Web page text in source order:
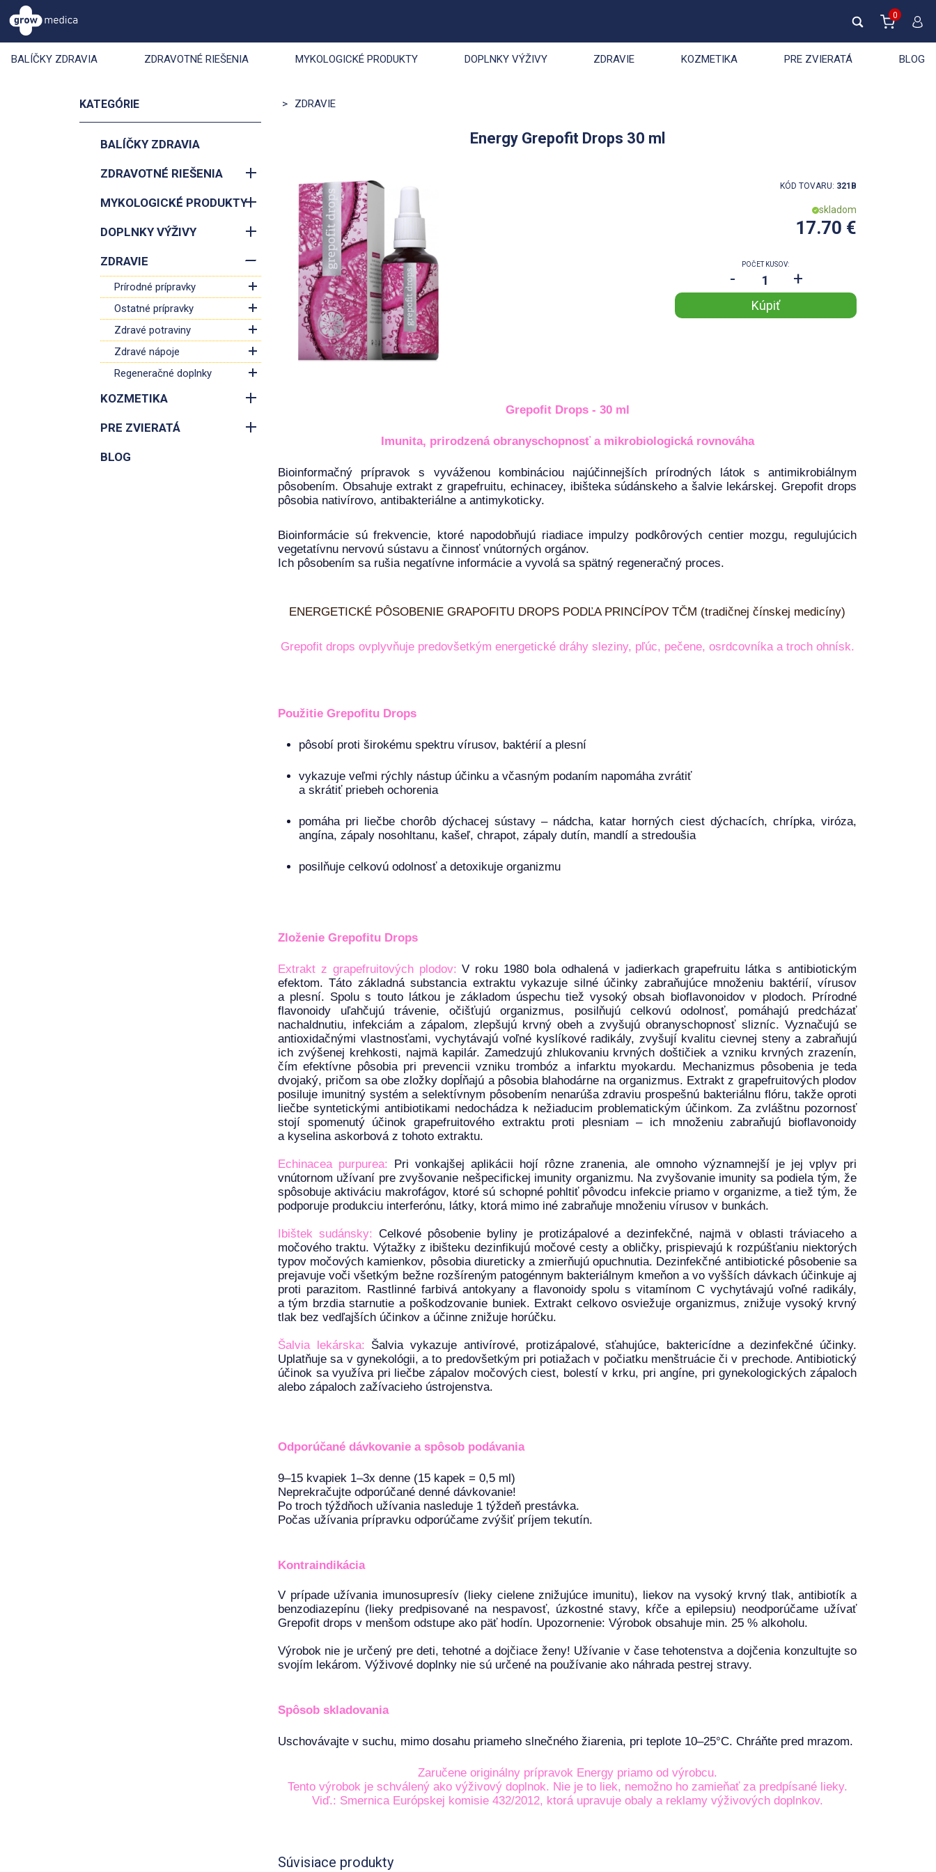
0
BALÍČKY ZDRAVIA ZDRAVOTNÉ RIEŠENIA MYKOLOGICKÉ PRODUKTY DOPLNKY VÝŽIVY ZDRAVIE KOZMETIKA PRE ZVIERATÁ BLOG
KATEGÓRIE
BALÍČKY ZDRAVIA
ZDRAVOTNÉ RIEŠENIA
MYKOLOGICKÉ PRODUKTY
DOPLNKY VÝŽIVY
ZDRAVIE
Prírodné prípravky
Ostatné prípravky
Zdravé potraviny
Zdravé nápoje
Regeneračné doplnky
KOZMETIKA
PRE ZVIERATÁ
BLOG
> ZDRAVIE
Energy Grepofit Drops 30 ml
KÓD TOVARU: 321B
skladom
17.70 €
POČET KUSOV:
- +
Grepofit Drops - 30 ml
Imunita, prirodzená obranyschopnosť a mikrobiologická rovnováha
Bioinformačný prípravok s vyváženou kombináciou najúčinnejších prírodných látok s antimikrobiálnym
pôsobením. Obsahuje extrakt z grapefruitu, echinacey, ibišteka súdánskeho a šalvie lekárskej. Grepofit drops
pôsobia nativírovo, antibakteriálne a antimykoticky.
Bioinformácie sú frekvencie, ktoré napodobňujú riadiace impulzy podkôrových centier mozgu, regulujúcich
vegetatívnu nervovú sústavu a činnosť vnútorných orgánov.
Ich pôsobením sa rušia negatívne informácie a vyvolá sa spätný regeneračný proces.
ENERGETICKÉ PÔSOBENIE GRAPOFITU DROPS PODĽA PRINCÍPOV TČM (tradičnej čínskej medicíny)
Grepofit drops ovplyvňuje predovšetkým energetické dráhy sleziny, pľúc, pečene, osrdcovníka a troch ohnísk.
Použitie Grepofitu Drops
pôsobí proti širokému spektru vírusov, baktérií a plesní
vykazuje veľmi rýchly nástup účinku a včasným podaním napomáha zvrátiť
a skrátiť priebeh ochorenia
pomáha pri liečbe chorôb dýchacej sústavy – nádcha, katar horných ciest dýchacích, chrípka, viróza,
angína, zápaly nosohltanu, kašeľ, chrapot, zápaly dutín, mandlí a stredoušia
posilňuje celkovú odolnosť a detoxikuje organizmu
Zloženie Grepofitu Drops
Extrakt z grapefruitových plodov:V roku 1980 bola odhalená v jadierkach grapefruitu látka s antibiotickým
efektom. Táto základná substancia extraktu vykazuje silné účinky zabraňujúce množeniu baktérií, vírusov
a plesní. Spolu s touto látkou je základom úspechu tiež vysoký obsah bioflavonoidov v plodoch. Prírodné
flavonoidy uľahčujú trávenie, očišťujú organizmus, posilňujú celkovú odolnosť, pomáhajú predcházať
nachaldnutiu, infekciám a zápalom, zlepšujú krvný obeh a zvyšujú obranyschopnosť slizníc. Vyznačujú se
antioxidačnými vlastnosťami, vychytávajú voľné kyslíkové radikály, zvyšují kvalitu cievnej steny a zabraňujú
ich zvýšenej krehkosti, najmä kapilár. Zamedzujú zhlukovaniu krvných doštičiek a vzniku krvných zrazenín,
čím efektívne pôsobia pri prevencii vzniku trombóz a infarktu myokardu. Mechanizmus pôsobenia je teda
dvojaký, pričom sa obe zložky dopĺňajú a pôsobia blahodárne na organizmus. Extrakt z grapefruitových plodov
posiluje imunitný systém a selektívnym pôsobením nenarúša zdraviu prospešnú bakteriálnu flóru, takže oproti
liečbe syntetickými antibiotikami nedochádza k nežiaducim problematickým účinkom. Za zvláštnu pozornosť
stojí spomenutý účinok grapefruitového extraktu proti plesniam – ich množeniu zabraňujú bioflavonoidy
a kyselina askorbová z tohoto extraktu.
Echinacea purpurea: Pri vonkajšej aplikácii hojí rôzne zranenia, ale omnoho významnejší je jej vplyv pri
vnútornom užívaní pre zvyšovanie nešpecifickej imunity organizmu. Na zvyšovanie imunity sa podiela tým, že
spôsobuje aktiváciu makrofágov, ktoré sú schopné pohltiť pôvodcu infekcie priamo v organizme, a tiež tým, že
podporuje produkciu interferónu, látky, ktorá mimo iné zabraňuje množeniu vírusov v bunkách.
Ibištek sudánsky: Celkové pôsobenie byliny je protizápalové a dezinfekčné, najmä v oblasti tráviaceho a
močového traktu. Výtažky z ibišteku dezinfikujú močové cesty a obličky, prispievajú k rozpúšťaniu niektorých
typov močových kamienkov, pôsobia diureticky a zmierňujú opuchnutia. Dezinfekčné antibiotické pôsobenie sa
prejavuje voči všetkým bežne rozšíreným patogénnym bakteriálnym kmeňon a vo vyšších dávkach účinkuje aj
proti parazitom. Rastlinné farbivá antokyany a flavonoidy spolu s vitamínom C vychytávajú voľné radikály,
a tým brzdia starnutie a poškodzovanie buniek. Extrakt celkovo osviežuje organizmus, znižuje vysoký krvný
tlak bez vedľajších účinkov a účinne znižuje horúčku.
Šalvia lekárska: Šalvia vykazuje antivírové, protizápalové, sťahujúce, baktericídne a dezinfekčné účinky.
Uplatňuje sa v gynekológii, a to predovšetkým pri potiažach v počiatku menštruácie či v prechode. Antibiotický
účinok sa využíva pri liečbe zápalov močových ciest, bolestí v krku, pri angíne, pri gynekologických zápaloch
alebo zápaloch zažívacieho ústrojenstva.
Odporúčané dávkovanie a spôsob podávania
9–15 kvapiek 1–3x denne (15 kapek = 0,5 ml)
Neprekračujte odporúčané denné dávkovanie!
Po troch týždňoch užívania nasleduje 1 týždeň prestávka.
Počas užívania prípravku odporúčame zvýšiť príjem tekutín.
Kontraindikácia
V prípade užívania imunosupresív (lieky cielene znižujúce imunitu), liekov na vysoký krvný tlak, antibiotík a
benzodiazepínu (lieky predpisované na nespavosť, úzkostné stavy, kŕče a epilepsiu) neodporúčame užívať
Grepofit drops v menšom odstupe ako päť hodín. Upozornenie: Výrobok obsahuje min. 25 % alkoholu.
Výrobok nie je určený pre deti, tehotné a dojčiace ženy! Užívanie v čase tehotenstva a dojčenia konzultujte so
svojím lekárom. Výživové doplnky nie sú určené na používanie ako náhrada pestrej stravy.
Spôsob skladovania
Uschovávajte v suchu, mimo dosahu priameho slnečného žiarenia, pri teplote 10–25°C. Chráňte pred mrazom.
Zaručene originálny prípravok Energy priamo od výrobcu.
Tento výrobok je schválený ako výživový doplnok. Nie je to liek, nemožno ho zamieňať za predpísané lieky.
Viď.: Smernica Európskej komisie 432/2012, ktorá upravuje obaly a reklamy výživových doplnkov.
Súvisiace produkty